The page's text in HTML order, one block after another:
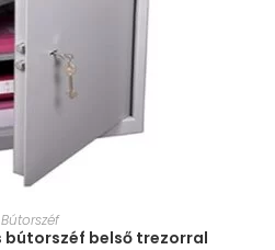
VÁLASZTÁSA
Bútorszéf
bútorszéf belső trezorral